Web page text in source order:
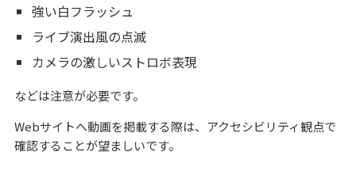
強い白フラッシュ
ライブ演出風の点滅
カメラの激しいストロボ表現
などは注意が必要です。
Webサイトへ動画を掲載する際は、アクセシビリティ観点で
確認することが望ましいです。